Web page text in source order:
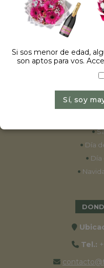
•
•
•
•
•
• Día
• Día
•
Tel.:
Si sos menor de edad,
son aptos para vos.